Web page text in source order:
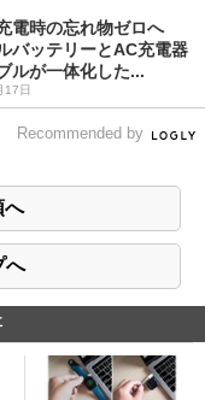
電時の忘れ物ゼロへ
バッテリーとAC充電器
ルが一体化した...
17日
Recommended by
へ
へ